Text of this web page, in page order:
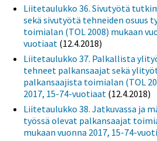
Liitetaulukko 36. Sivutyötä
sekä sivutyötä tehneiden osuus
toimialan (TOL 2008) mukaan
vuotiaat (12.4.2018)
Liitetaulukko 37. Palkallista
tehneet palkansaajat sekä
palkansaajista toimialan (TOL
2017, 15-74-vuotiaat (12.4.2018)
Liitetaulukko 38. Jatkuvassa ja
työssä olevat palkansaajat
mukaan vuonna 2017, 15-74-